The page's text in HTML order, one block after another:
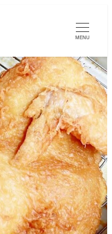
MENU